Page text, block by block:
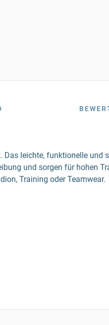
Das leichte, funktionelle und
und sorgen für hohen
Training oder Teamwear.